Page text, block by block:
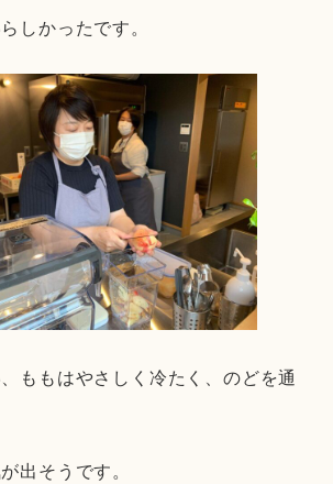
しかったです。
ももはやさしく冷たく、のどを通
出そうです。